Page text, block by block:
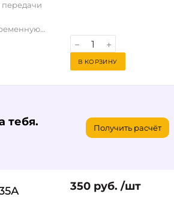
передачи
с
Android и
В КОРЗИНУ
тебя.
Получить расчёт
350 руб. /шт